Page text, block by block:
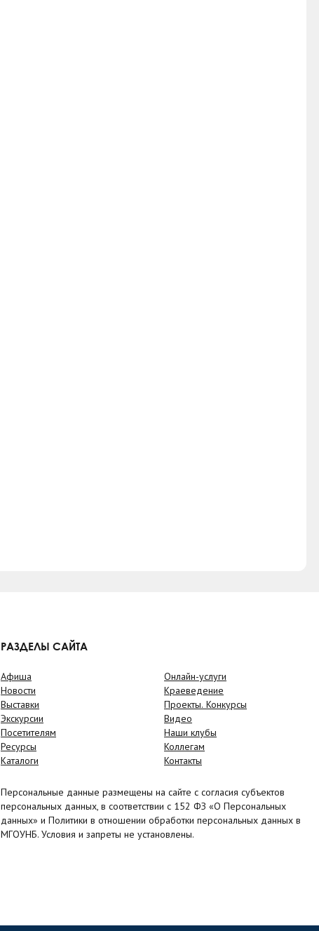
РАЗДЕЛЫ САЙТА
Афиша
Новости
Выставки
Экскурсии
Посетителям
Ресурсы
Каталоги
Онлайн-услуги
Краеведение
Проекты. Конкурсы
Видео
Наши клубы
Коллегам
Контакты
Персональные данные размещены на сайте с согласия субъектов
персональных данных, в соответствии с 152 ФЗ «О Персональных
данных» и Политики в отношении обработки персональных данных в
МГОУНБ. Условия и запреты не установлены.